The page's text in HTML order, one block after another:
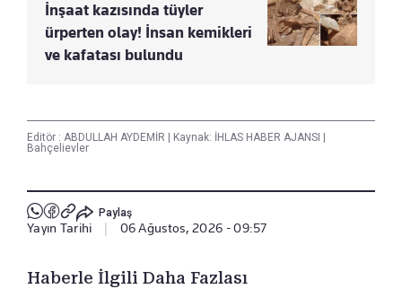
İnşaat kazısında tüyler
ürperten olay! İnsan kemikleri
ve kafatası bulundu
Editör : ABDULLAH AYDEMİR Kaynak: İHLAS HABER AJANSI
Bahçelievler
Paylaş
Yayın Tarihi 06 Ağustos, 2026 - 09:57
Haberle İlgili Daha Fazlası